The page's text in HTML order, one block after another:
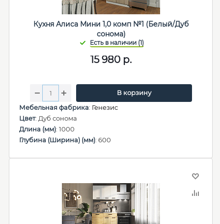
Кухня Алиса Мини 1,0 комп №1 (Белый/Дуб
сонома)
15 980 р.
В корзину
Мебельная фабрика: Генезис
Цвет: Дуб сонома
Длина (мм): 1000
Глубина (Ширина) (мм): 600